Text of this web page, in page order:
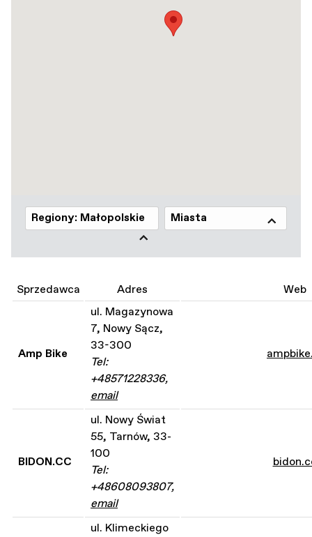
Regiony: Małopolskie Miasta
Sprzedawca Adres Web
Amp Bike
ul. Magazynowa
7, Nowy Sącz,
33-300
Tel:
+48571228336,
email
BIDON.CC
ul. Nowy Świat
55, Tarnów, 33-
100
Tel:
+48608093807,
email
ul. Klimeckiego